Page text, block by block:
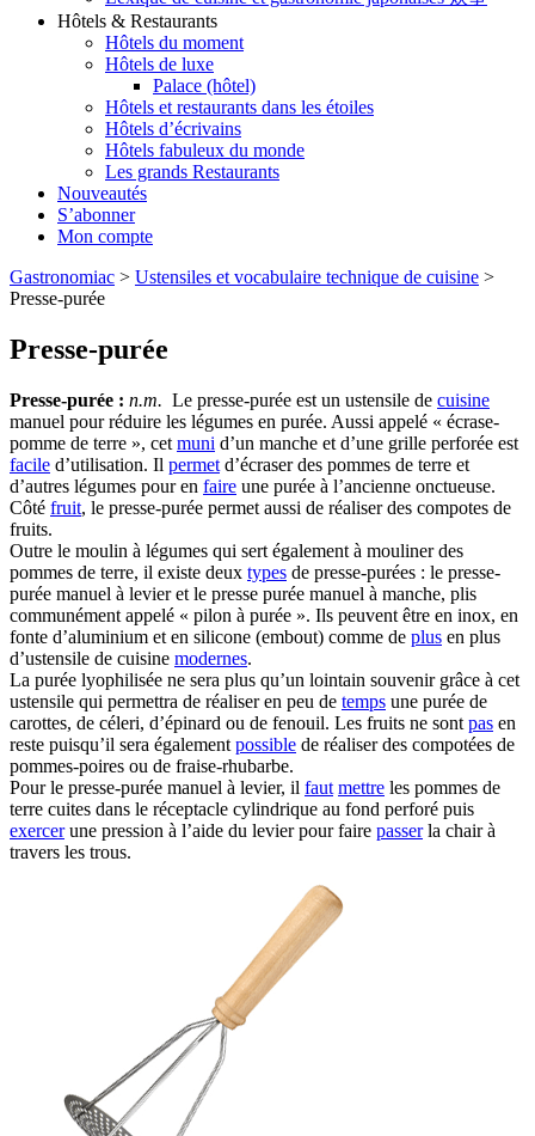
Hôtels & Restaurants
Hôtels du moment
Hôtels de luxe
Palace (hôtel)
Hôtels et restaurants dans les étoiles
Hôtels d’écrivains
Hôtels fabuleux du monde
Les grands Restaurants
Nouveautés
S’abonner
Mon compte
Gastronomiac > Ustensiles et vocabulaire technique de cuisine >
Presse-purée
Presse-purée
Presse-purée : n.m. Le presse-purée est un ustensile de cuisine
manuel pour réduire les légumes en purée. Aussi appelé « écrase-
pomme de terre », cet muni d’un manche et d’une grille perforée est
facile d’utilisation. Il permet d’écraser des pommes de terre et
d’autres légumes pour en faire une purée à l’ancienne onctueuse.
Côté fruit, le presse-purée permet aussi de réaliser des compotes de
fruits.
Outre le moulin à légumes qui sert également à mouliner des
pommes de terre, il existe deux types de presse-purées : le presse-
purée manuel à levier et le presse purée manuel à manche, plis
communément appelé « pilon à purée ». Ils peuvent être en inox, en
fonte d’aluminium et en silicone (embout) comme de plus en plus
d’ustensile de cuisine modernes.
La purée lyophilisée ne sera plus qu’un lointain souvenir grâce à cet
ustensile qui permettra de réaliser en peu de temps une purée de
carottes, de céleri, d’épinard ou de fenouil. Les fruits ne sont pas en
reste puisqu’il sera également possible de réaliser des compotées de
pommes-poires ou de fraise-rhubarbe.
Pour le presse-purée manuel à levier, il faut mettre les pommes de
terre cuites dans le réceptacle cylindrique au fond perforé puis
exercerune pression à l’aide du levier pour faire passerla chair à
travers les trous.